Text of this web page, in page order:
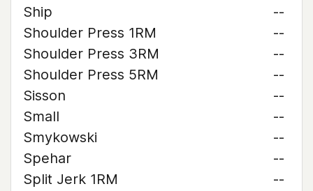
Ship
--
Shoulder Press 1RM
--
Shoulder Press 3RM
--
Shoulder Press 5RM
--
Sisson
--
Small
--
Smykowski
--
Spehar
--
Split Jerk 1RM
--